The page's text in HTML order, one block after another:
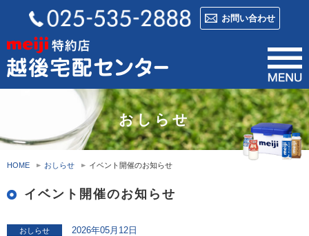
お問い合わせ
おしらせ
HOME おしらせ イベント開催のお知らせ
イベント開催のお知らせ
おしらせ 2026年05月12日